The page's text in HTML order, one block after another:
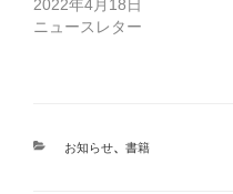
2022年4月18日
ニュースレター
カ
お知らせ、 書籍